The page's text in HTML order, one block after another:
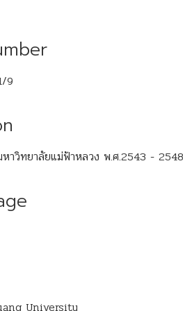
9
หาวิทยาลัยแม่ฟ้าหลวง พ.ศ.2543 -
University